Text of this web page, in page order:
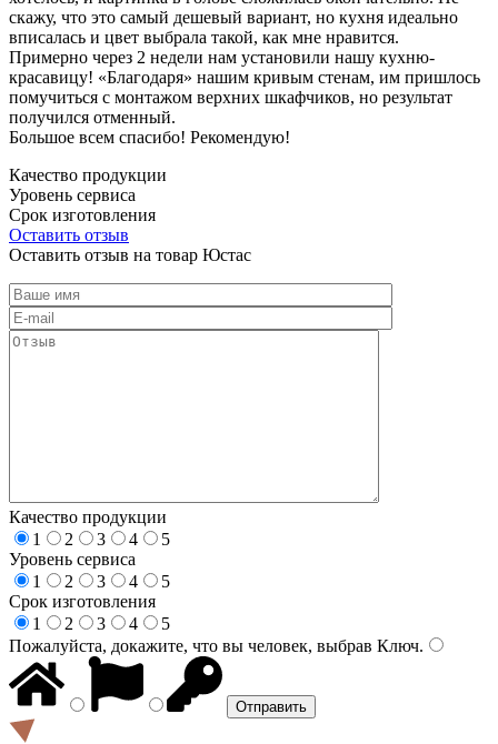
скажу, что это самый дешевый вариант, но кухня идеально
вписалась и цвет выбрала такой, как мне нравится.
Примерно через 2 недели нам установили нашу кухню-
красавицу! «Благодаря» нашим кривым стенам, им пришлось
помучиться с монтажом верхних шкафчиков, но результат
получился отменный.
Большое всем спасибо! Рекомендую!
Качество продукции
Уровень сервиса
Срок изготовления
Оставить отзыв
Оставить отзыв на товар Юстас
Качество продукции
1
2 3 4
5
Уровень сервиса
1
2 3 4
5
Срок изготовления
1
2 3 4
5
Пожалуйста, докажите, что вы человек, выбрав Ключ.